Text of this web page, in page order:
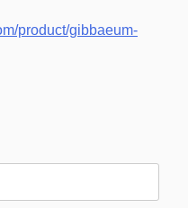
product/gibbaeum-